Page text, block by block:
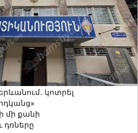
կոտրել
մի քանի
դռները